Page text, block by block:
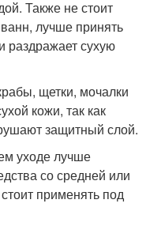
Также не стоит
лучше принять
раздражает сухую
щетки, мочалки
кожи, так как
защитный слой.
уходе лучше
со средней или
применять под